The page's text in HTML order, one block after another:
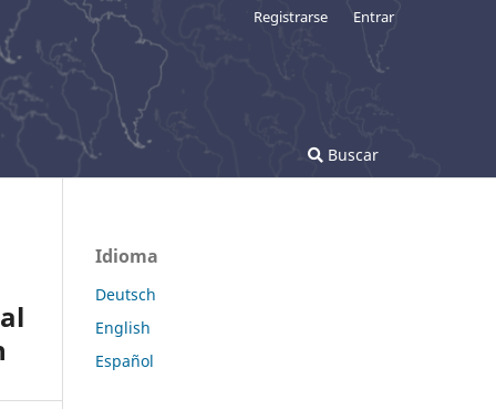
Buscar
Registrarse Entrar
Idioma
Deutsch
English
Español